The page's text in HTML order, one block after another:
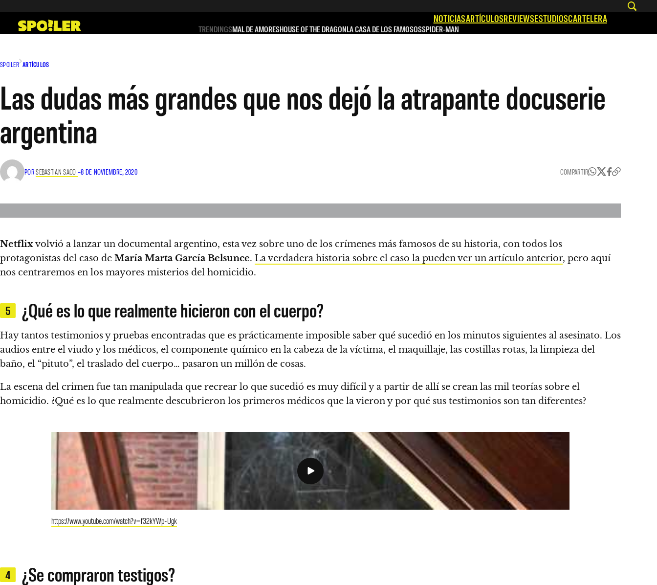
contenido
NOTICIASARTÍCULOSREVIEWSESTUDIOSCARTELERA
TRENDINGSMAL DE AMORESHOUSE OF THE DRAGONLA CASA DE LOS FAMOSOSSPIDER-MAN
SPOILER ARTÍCULOS
Las dudas más grandes que nos dejó la atrapante docuserie
argentina
PORSEBASTIAN SACO –8 DE NOVIEMBRE, 2020 COMPARTIR
Netflixvolvió a lanzar un documental argentino, esta vez sobre uno de los crímenes más famosos de su historia, con todos los
protagonistas del caso de María Marta García Belsunce. La verdadera historia sobre el caso la pueden ver un artículo anterior, pero aquí
nos centraremos en los mayores misterios del homicidio.
5 ¿Qué es lo que realmente hicieron con el cuerpo?
Hay tantos testimonios y pruebas encontradas que es prácticamente imposible saber qué sucedió en los minutos siguientes al asesinato. Los
audios entre el viudo y los médicos, el componente químico en la cabeza de la víctima, el maquillaje, las costillas rotas, la limpieza del
baño, el “pituto”, el traslado del cuerpo… pasaron un millón de cosas.
La escena del crimen fue tan manipulada que recrear lo que sucedió es muy difícil y a partir de allí se crean las mil teorías sobre el
homicidio. ¿Qué es lo que realmente descubrieron los primeros médicos que la vieron y por qué sus testimonios son tan diferentes?
https://www.youtube.com/watch?v=f32kYWp-Ugk
4 ¿Se compraron testigos?